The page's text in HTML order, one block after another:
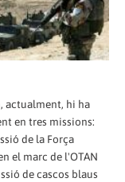
actualment, hi ha
en tres missions:
de la Força
el marc de l'OTAN
de cascos blaus